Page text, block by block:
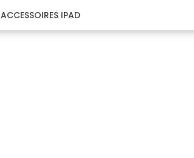
ACCESSOIRES IPAD